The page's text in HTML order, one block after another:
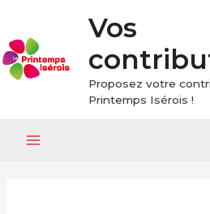
Vos
Proposez votre
Printemps Isérois !